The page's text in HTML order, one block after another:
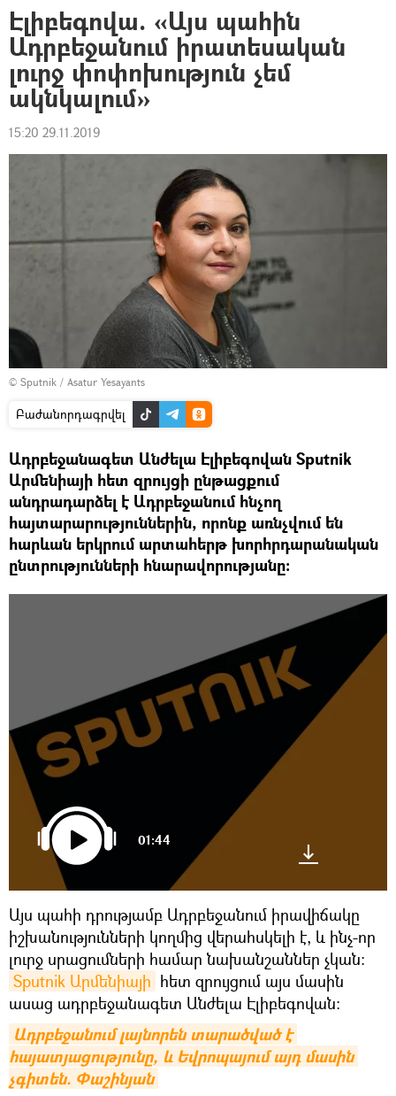
Էլիբեգովա. «Այս պահին
Ադրբեջանում իրատեսական
լուրջ փոփոխություն չեմ
ակնկալում»
15:20 29.11.2019
© Sputnik / Asatur Yesayants
Բաժանորդագրվել
Ադրբեջանագետ Անժելա Էլիբեգովան Sputnik
Արմենիայի հետ զրույցի ընթացքում
անդրադարձել է Ադրբեջանում հնչող
հայտարարություններին, որոնք առնչվում են
հարևան երկրում արտահերթ խորհրդարանական
ընտրությունների հնարավորությանը:
01:44
Այս պահի դրությամբ Ադրբեջանում իրավիճակը
իշխանությունների կողմից վերահսկելի է, և ինչ-որ
լուրջ սրացումների համար նախանշաններ չկան:
Sputnik Արմենիայի հետ զրույցում այս մասին
ասաց ադրբեջանագետ Անժելա Էլիբեգովան։
Ադրբեջանում լայնորեն տարածված է
հայատյացությունը, և Եվրոպայում այդ մասին
չգիտեն. Փաշինյան